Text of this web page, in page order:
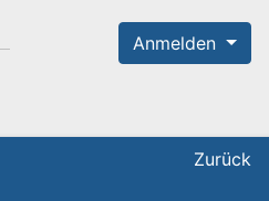
Anmelden
Zurück